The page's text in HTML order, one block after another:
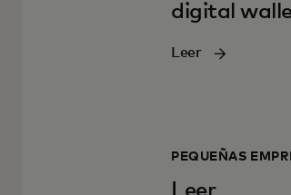
digital
Leer
PEQUEÑAS
Leer